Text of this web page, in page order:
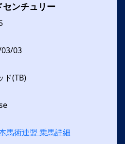
センチュリー
03
ド(TB)
馬術連盟 乗馬詳細